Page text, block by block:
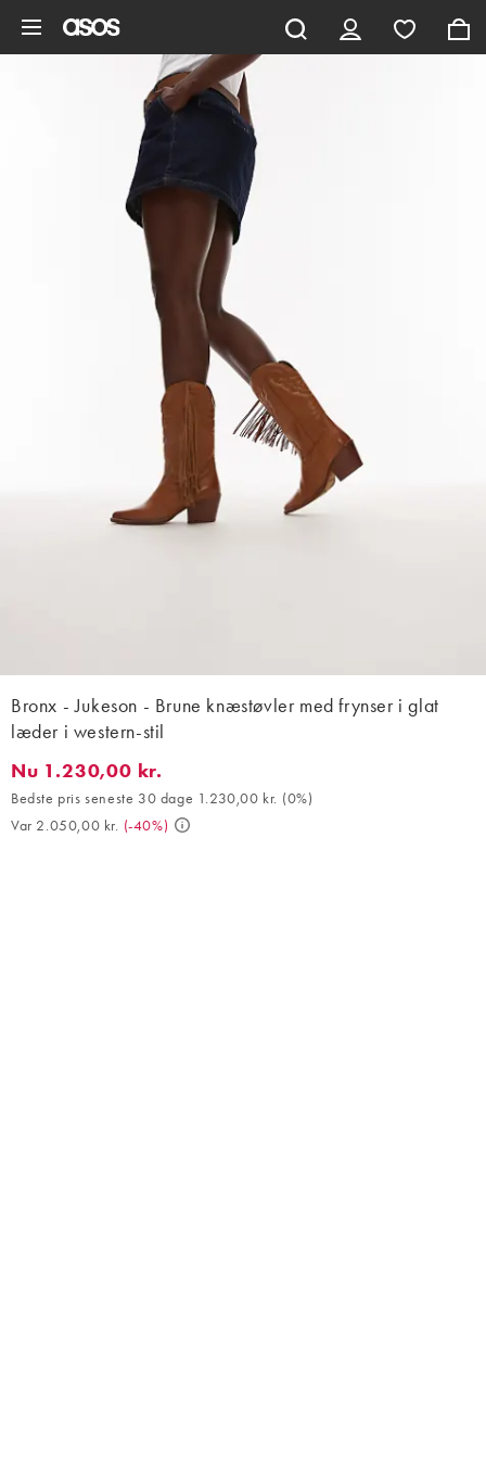
Bronx - Jukeson - Brune knæstøvler med frynser i glat
læder i western-stil
Nu 1.230,00 kr.. Bedste pris seneste 30 dage 1.230,00 kr.
Nu 1.230,00 kr.
Bedste pris seneste 30 dage 1.230,00 kr. (0%)
Var 2.050,00 kr. (-40%)